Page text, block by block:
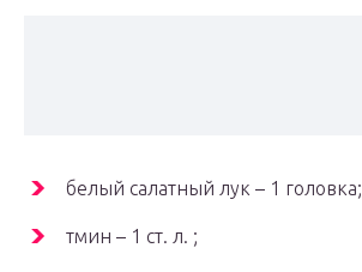
белый салатный лук – 1 головка;
тмин – 1 ст. л. ;